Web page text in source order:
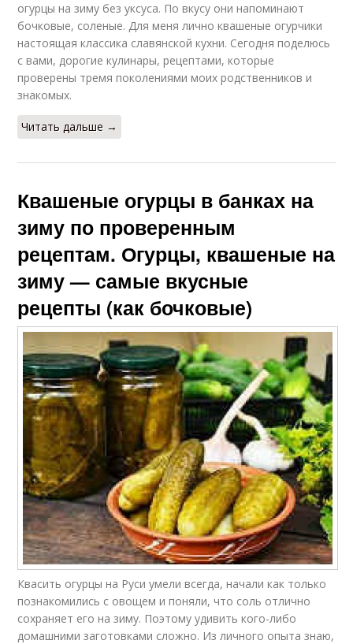
огурцы на зиму без уксуса. По вкусу они напоминают
бочковые, соленые. Для меня лично квашеные огурчики
настоящая классика славянской кухни. Сегодня поделюсь
с вами, дорогие кулинары, рецептами, которые
проверены тремя поколениями моих родственников и
знакомых.
Читать дальше →
Квашеные огурцы в банках на
зиму по проверенным
рецептам. Огурцы, квашеные на
зиму — самые вкусные
рецепты (как бочковые)
Квасить огурцы на Руси умели всегда, начали как только
познакомились с овощем и поняли, что соль отлично
сохраняет его на зиму. Поэтому удивить кого-либо
домашними заготовками сложно. Из личного опыта знаю,